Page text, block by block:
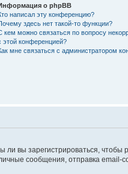
о phpBB
написал эту конференцию?
здесь нет такой-то функции?
кем можно связаться по вопросу
этой конференцией?
мне связаться с администратором
вы зарегистрироваться,
сообщения, отправка email-